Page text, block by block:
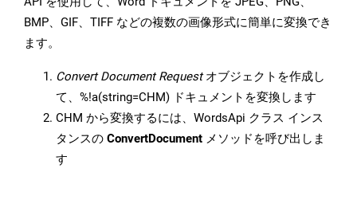
BMP、GIF、TIFF などの複数の画像形式に簡単に変換でき
ます。
Convert Document Requestオブジェクトを作成し
て、%!a(string=CHM) ドキュメントを変換します
CHM から変換するには、WordsApi クラス インス
タンスの ConvertDocument メソッドを呼び出しま
す